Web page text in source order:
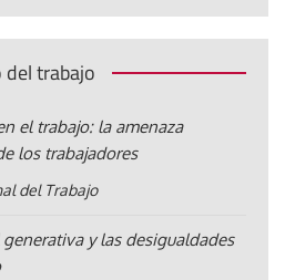
trabajo
el trabajo: la amenaza
los trabajadores
del Trabajo
y las desigualdades